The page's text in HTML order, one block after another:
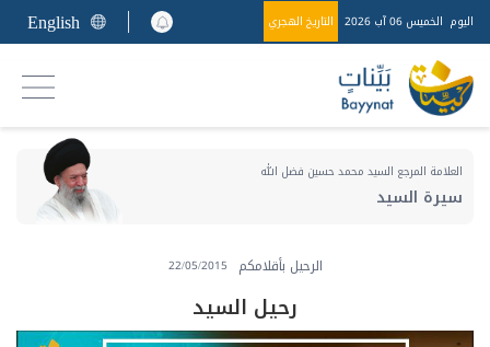
اليوم الخميس 06 آب 2026 التاريخ الهجري English
العلامة المرجع السيد محمد حسين فضل الله
سيرة السيد
الرحيل بأقلامكم 22/05/2015
رحيل السيد